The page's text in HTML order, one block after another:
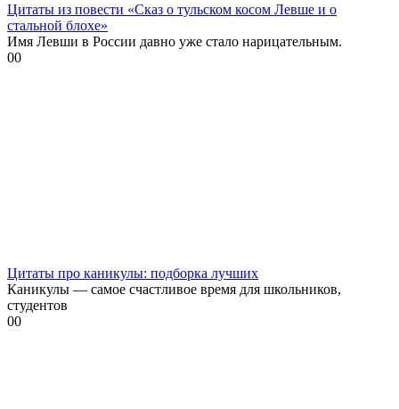
Цитаты из повести «Сказ о тульском косом Левше и о
стальной блохе»
Имя Левши в России давно уже стало нарицательным.
00
Цитаты про каникулы: подборка лучших
Каникулы — самое счастливое время для школьников,
студентов
00